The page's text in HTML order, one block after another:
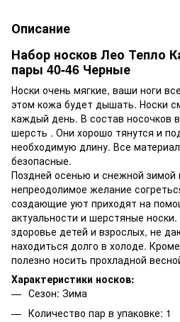
Описание
Набор носков Лео Тепло
пары 40-46 Черные
Носки очень мягкие, ваши ноги
этом кожа будет дышать. Носки
каждый день. В состав носочков
шерсть . Они хорошо тянутся и
необходимую длину. Все
безопасные.
Поздней осенью и снежной зимой
непреодолимое желание
создающие уют приходят на
актуальности и шерстяные
здоровье детей и взрослых, не
находиться долго в холоде.
полезно носить прохладной
Характеристики носков:
Сезон: Зима
Количество пар в упаковке: 1